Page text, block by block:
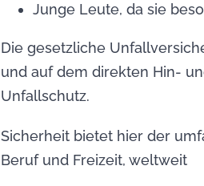
Junge Leute, da sie
Die gesetzliche
und auf dem direkten Hin-
Unfallschutz.
Sicherheit bietet hier der
Beruf und Freizeit, weltweit